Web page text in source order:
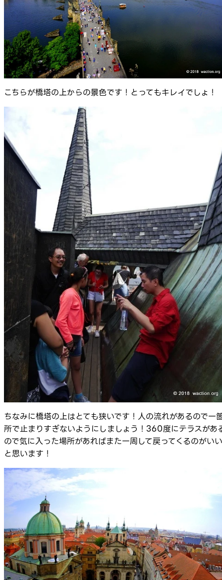
こちらが橋塔の上からの景色です！とってもキレイでしょ！
ちなみに橋塔の上はとても狭いです！人の流れがあるので一
所で止まりすぎないようにしましょう！360度にテラスがあ
ので気に入った場所があればまた一周して戻ってくるのがいい
と思います！